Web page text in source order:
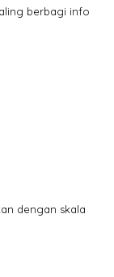
berbagi info
dengan skala